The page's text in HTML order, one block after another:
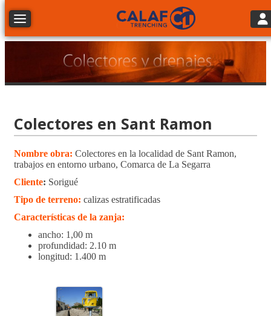
Toggle navigation
Colectores en Sant Ramon
Nombre obra: Colectores en la localidad de Sant Ramon,
trabajos en entorno urbano, Comarca de La Segarra
Cliente: Sorigué
Tipo de terreno: calizas estratificadas
Características de la zanja:
ancho: 1,00 m
profundidad: 2.10 m
longitud: 1.400 m